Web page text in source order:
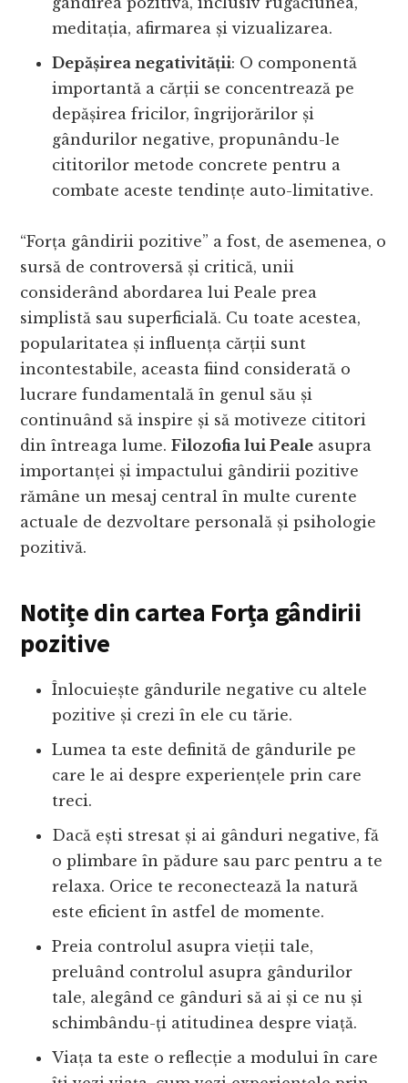
meditația, afirmarea și vizualizarea.
Depășirea negativității: O componentă
importantă a cărții se concentrează pe
depășirea fricilor, îngrijorărilor și
gândurilor negative, propunându-le
cititorilor metode concrete pentru a
combate aceste tendințe auto-limitative.
“Forța gândirii pozitive” a fost, de asemenea, o
sursă de controversă și critică, unii
considerând abordarea lui Peale prea
simplistă sau superficială. Cu toate acestea,
popularitatea și influența cărții sunt
incontestabile, aceasta fiind considerată o
lucrare fundamentală în genul său și
continuând să inspire și să motiveze cititori
din întreaga lume.Filozofia lui Peale asupra
importanței și impactului gândirii pozitive
rămâne un mesaj central în multe curente
actuale de dezvoltare personală și psihologie
pozitivă.
Notițe din cartea Forța gândirii
pozitive
Înlocuiește gândurile negative cu altele
pozitive și crezi în ele cu tărie.
Lumea ta este definită de gândurile pe
care le ai despre experiențele prin care
treci.
Dacă ești stresat și ai gânduri negative, fă
o plimbare în pădure sau parc pentru a te
relaxa. Orice te reconectează la natură
este eficient în astfel de momente.
Preia controlul asupra vieții tale,
preluând controlul asupra gândurilor
tale, alegând ce gânduri să ai și ce nu și
schimbându-ți atitudinea despre viață.
Viața ta este o reflecție a modului în care